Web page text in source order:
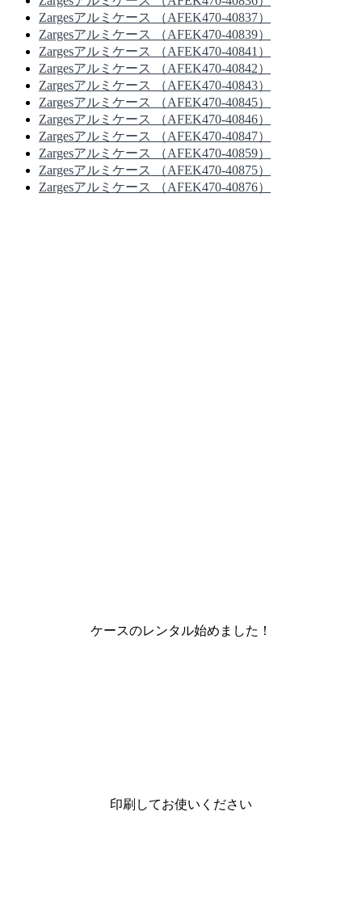
Zargesアルミケース （AFEK470-40837）
Zargesアルミケース （AFEK470-40839）
Zargesアルミケース （AFEK470-40841）
Zargesアルミケース （AFEK470-40842）
Zargesアルミケース （AFEK470-40843）
Zargesアルミケース （AFEK470-40845）
Zargesアルミケース （AFEK470-40846）
Zargesアルミケース （AFEK470-40847）
Zargesアルミケース （AFEK470-40859）
Zargesアルミケース （AFEK470-40875）
Zargesアルミケース （AFEK470-40876）
ケースのレンタル始めました！
印刷してお使いください